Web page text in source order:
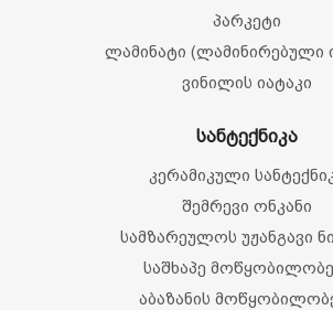
პარკეტი
ლამინატი (ლამინირებული
ვინილის იატაკი
სანტექნიკა
კერამიკული
შემრევი ონკანი
სამზარეულოს უჟანგავი
საშხაპე
აბაზანის